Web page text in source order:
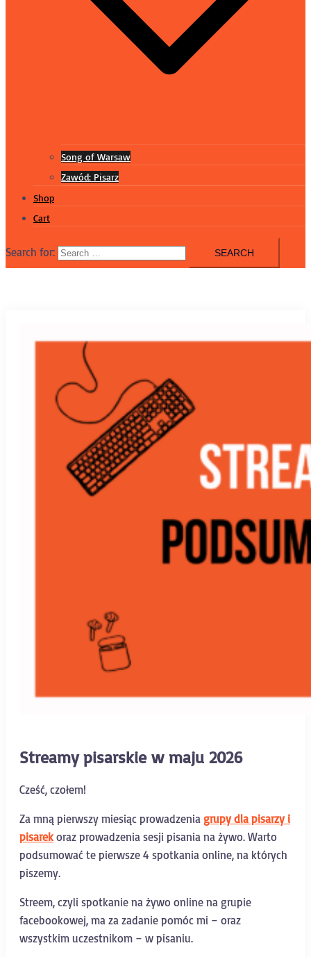
Song of Warsaw
Zawód: Pisarz
Shop
Cart
Search for:
Streamy pisarskie w maju 2026
Cześć, czołem!
Za mną pierwszy miesiąc prowadzenia grupy dla pisarzy i
pisarek oraz prowadzenia sesji pisania na żywo. Warto
podsumować te pierwsze 4 spotkania online, na których
piszemy.
Streem, czyli spotkanie na żywo online na grupie
facebookowej, ma za zadanie pomóc mi – oraz
wszystkim uczestnikom – w pisaniu.